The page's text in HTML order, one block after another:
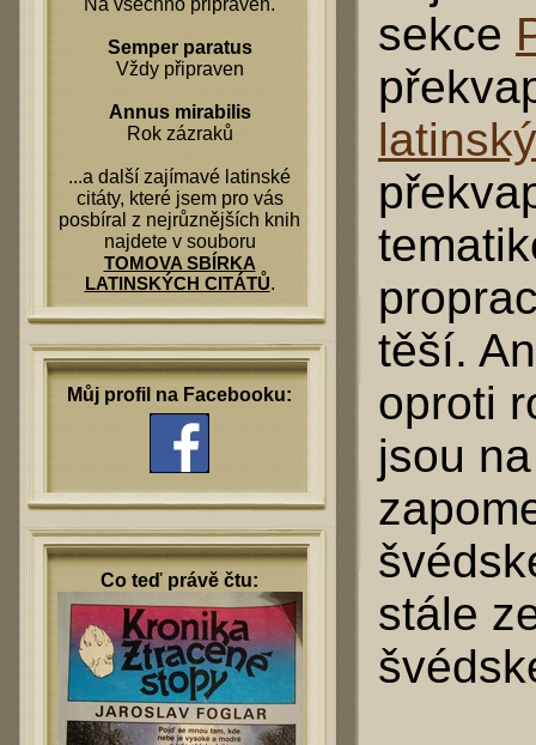
Na všechno připraven.
Semper paratus
Vždy připraven
Annus mirabilis
Rok zázraků
...a další zajímavé latinské
citáty, které jsem pro vás
posbíral z nejrůznějších knih
najdete v souboru
TOMOVA SBÍRKA
LATINSKÝCH CITÁTŮ.
Můj profil na Facebooku:
Co teď právě čtu:
sekce
těší.
oproti
jsou
stále